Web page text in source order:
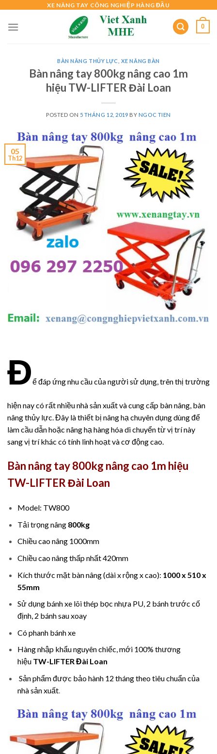
content
XE NÂNG TAY CÔNG NGHIỆP HÀNG ĐẦU
0
BÀN NÂNG THỦY LỰC XE NÂNG BÀN
Bàn nâng tay 800kg nâng cao 1m
hiệu TW-LIFTER Đài Loan
POSTED ON 5 THÁNG 12, 2019 BY NGOC TIEN
05
Th12
Để đáp ứng nhu cầu của người sử dụng, trên thị trường
hiện nay có rất nhiều nhà sản xuất và cung cấp bàn nâng, bàn
nâng thủy lực. Đây là thiết bị nâng hạ chuyên dụng dùng để
làm cầu dẫn hoặc nâng hạ hàng hóa di chuyển từ vị trí này
sang vị trí khác có tính linh hoạt và cơ động cao.
Bàn nâng tay 800kg nâng cao 1m hiệu
TW-LIFTER Đài Loan
Model: TW800
Tải trọng nâng 800kg
Chiều cao nâng 1000mm
Chiều cao nâng thấp nhất 420mm
Kích thước mặt bàn nâng (dài x rộng x cao): 1000 x 510 x
55mm
Sử dụng bánh xe lõi thép bọc nhựa PU, 2 bánh trước cố
định, 2 bánh sau xoay
Có phanh bánh xe
Hàng nhập khẩu nguyên chiếc, mới 100% thương
hiệu TW-LIFTER Đài Loan
Sản phẩm được bảo hành 12 tháng theo tiêu chuẩn của
nhà sản xuất.